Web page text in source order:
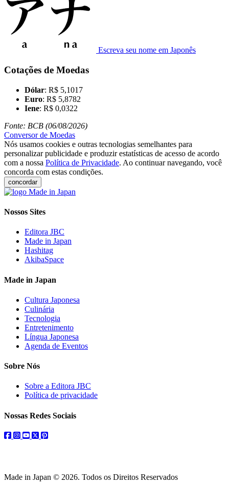
Escreva seu nome em Japonês
Cotações de Moedas
Dólar: R$ 5,1017
Euro: R$ 5,8782
Iene: R$ 0,0322
Fonte: BCB (06/08/2026)
Conversor de Moedas
Nós usamos cookies e outras tecnologias semelhantes para
personalizar publicidade e produzir estatísticas de acesso de acordo
com a nossa Política de Privacidade. Ao continuar navegando, você
concorda com estas condições.
concordar
Nossos Sites
Editora JBC
Made in Japan
Hashitag
AkibaSpace
Made in Japan
Cultura Japonesa
Culinária
Tecnologia
Entretenimento
Língua Japonesa
Agenda de Eventos
Sobre Nós
Sobre a Editora JBC
Política de privacidade
Nossas Redes Sociais
facebook
instagram
youtube
twitterpinterest
Made in Japan © 2026. Todos os Direitos Reservados